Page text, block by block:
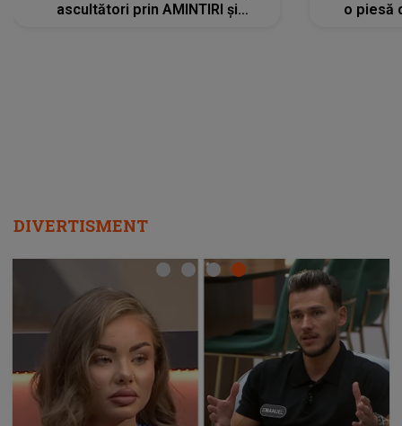
ascultători prin AMINTIRI și
o piesă
DIVERTISMENT